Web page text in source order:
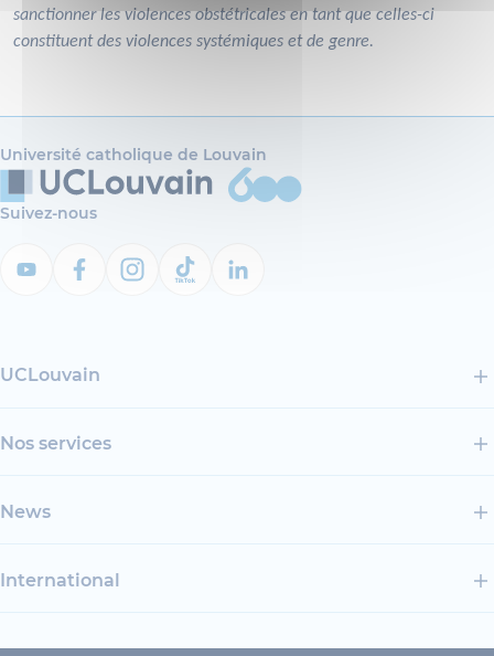
sanctionner les violences obstétricales en tant que celles-ci
constituent des violences systémiques et de genre.
Université catholique de Louvain
Suivez-nous
UCLouvain
Nos services
News
International